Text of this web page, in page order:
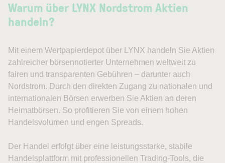
Warum über LYNX Nordstrom Aktien
handeln?
Mit einem Wertpapierdepot über LYNX handeln Sie Aktien
zahlreicher börsennotierter Unternehmen weltweit zu
fairen und transparenten Gebühren – darunter auch
Nordstrom. Durch den direkten Zugang zu nationalen und
internationalen Börsen erwerben Sie Aktien an deren
Heimatbörsen. So profitieren Sie von einem hohen
Handelsvolumen und engen Spreads.
Der Handel erfolgt über eine leistungsstarke, stabile
Handelsplattform mit professionellen Trading-Tools, die